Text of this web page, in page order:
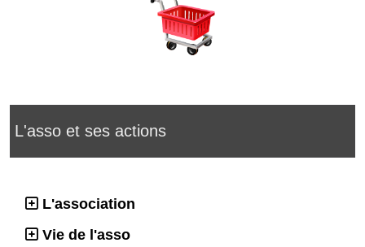
L'asso et ses actions
L'association
Vie de l'asso